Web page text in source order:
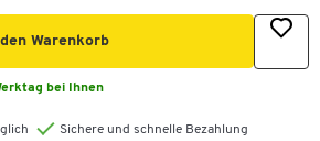
Warenkorb
bei Ihnen
Sichere und schnelle Bezahlung